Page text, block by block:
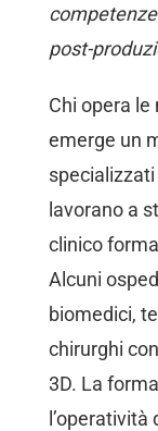
post-
Chi opera
emerge un
lavorano a
clinico
Alcuni
biomedici,
chirurghi
3D. La
l’operatività